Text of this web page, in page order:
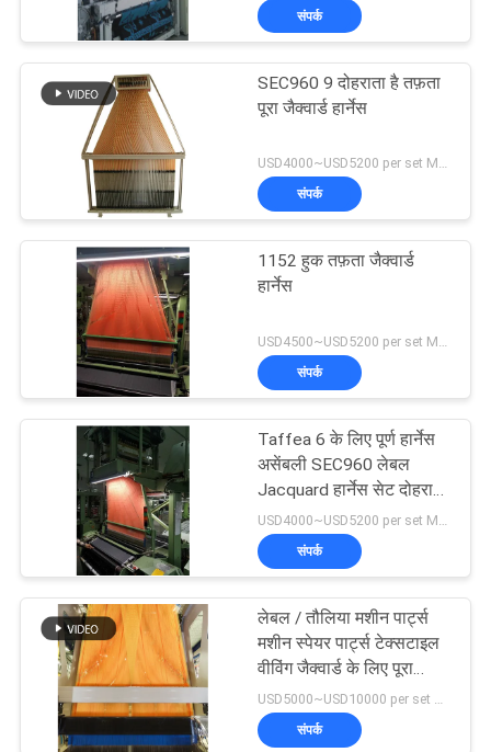
हमसे
संपर्क
समाचार
एक
अनुरोध
करें
साइटमैप
PRIVACY
POLICY
संपर्क
SEC960 9 दोहराता है तफ़ता
पूरा जैक्वार्ड हार्नेस
USD4000~USD5200 per set MOQ:एक सेट
संपर्क
1152 हुक तफ़ता जैक्वार्ड
हार्नेस
USD4500~USD5200 per set MOQ:एक सेट
संपर्क
Taffea 6 के लिए पूर्ण हार्नेस
असेंबली SEC960 लेबल
Jacquard हार्नेस सेट दोहराता
है
संपर्क
लेबल / तौलिया मशीन पार्ट्स
मशीन स्पेयर पार्ट्स टेक्सटाइल
वीविंग जैक्वार्ड के लिए पूरा
हार्नेस सेट
संपर्क